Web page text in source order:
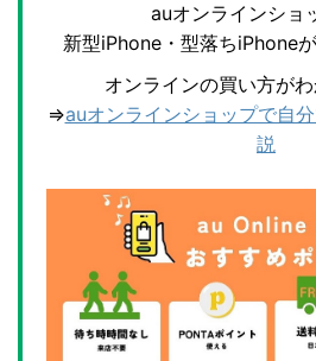
auオンラインショ
新型iPhone・型落ちiPhone
オンラインの買い方が
⇒auオンラインショップで自
説